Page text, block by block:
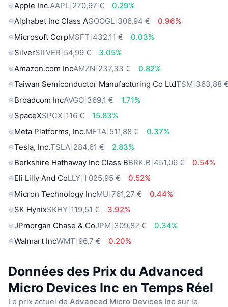
Apple Inc.AAPL 270,97 €
0.29%
Alphabet Inc Class AGOOGL 306,94 €
0.96%
Microsoft CorpMSFT 432,11 €
0.03%
SilverSILVER 54,99 €
3.05%
Amazon.com IncAMZN 237,33 €
0.82%
Taiwan Semiconductor Manufacturing Co LtdTSM 363,88
Broadcom IncAVGO 369,1 €
1.71%
SpaceXSPCX 116 €
15.83%
Meta Platforms, Inc.META 511,88 €
0.37%
Tesla, Inc.TSLA 284,61 €
2.83%
Berkshire Hathaway Inc Class BBRK.B 451,06 €
0.54%
Eli Lilly And CoLLY 1 025,95 €
0.52%
Micron Technology IncMU 761,27 €
0.44%
SK HynixSKHY 119,51 €
3.92%
JPmorgan Chase & CoJPM 309,82 €
0.34%
Walmart IncWMT 96,7 € 0.20%
Données des Prix du Advanced
Micro Devices Inc en Temps Réel
Le prix actuel de Advanced Micro Devices Inc sur le